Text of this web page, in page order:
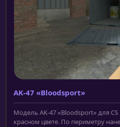
AK-47 «Bloodsport»
Модель AK-47 «Bloodsport» для CS
красном цвете. По периметру